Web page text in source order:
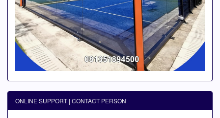
ONLINE SUPPORT | CONTACT PERSON